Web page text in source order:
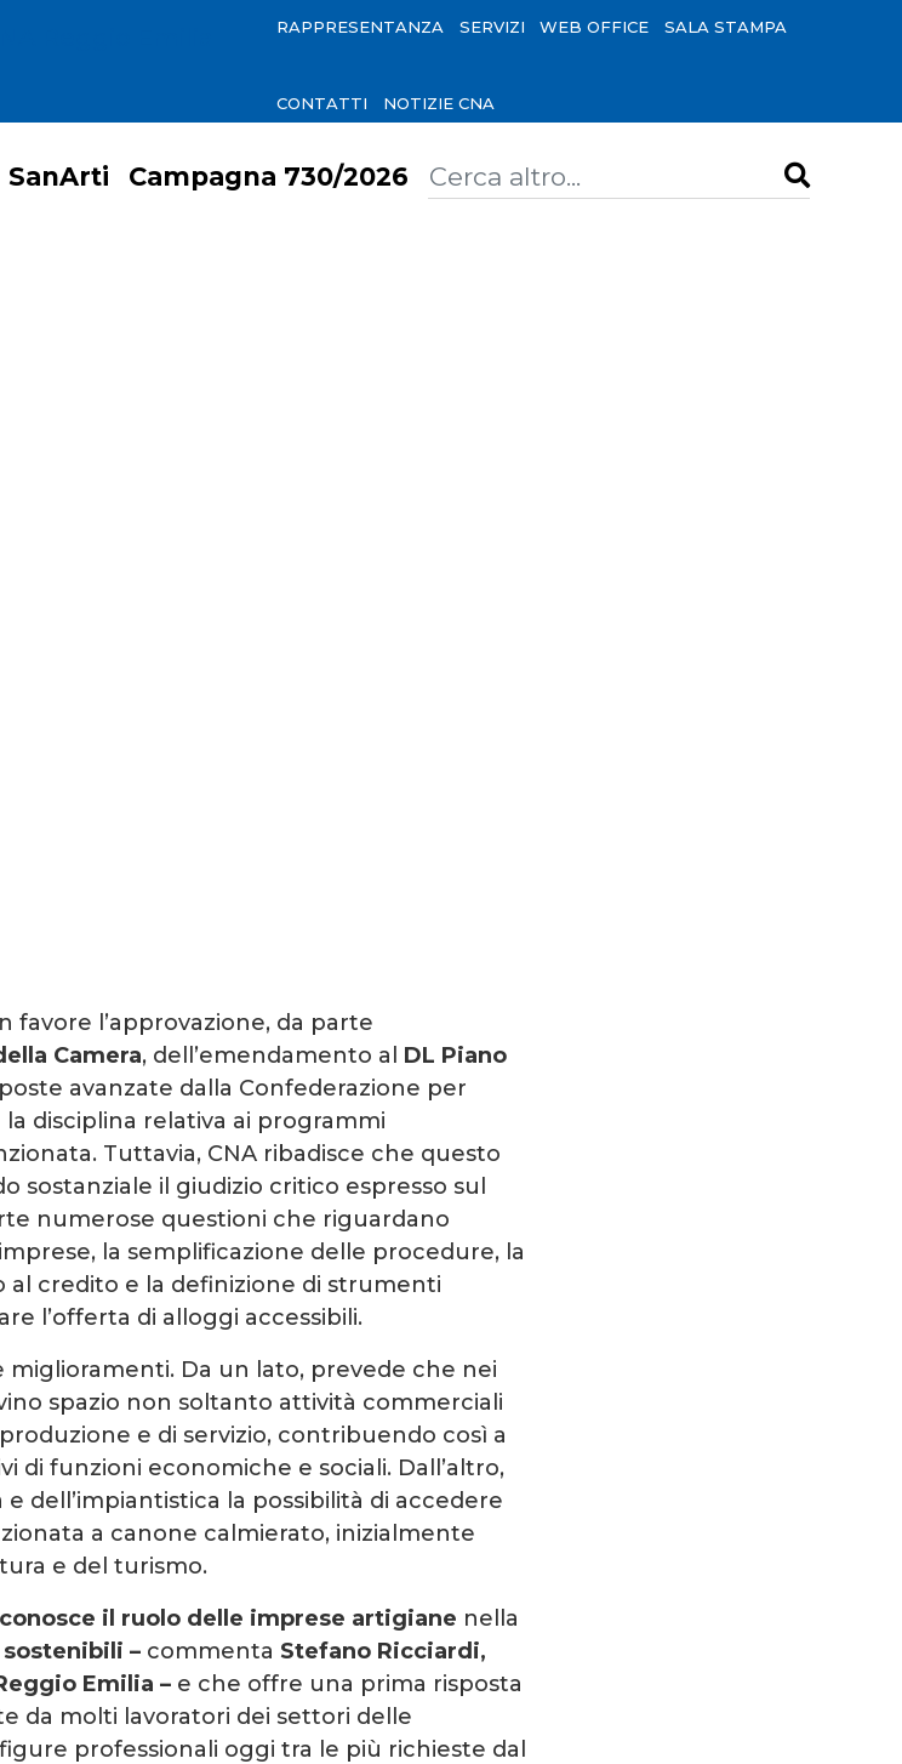
RAPPRESENTANZA SERVIZI WEB OFFICE SALA STAMPA
CONTATTI NOTIZIE CNA
SanArti Campagna 730/2026
favore l’approvazione, da parte
Camera, dell’emendamento al DL Piano
avanzate dalla Confederazione per
disciplina relativa ai programmi
Tuttavia, CNA ribadisce che questo
sostanziale il giudizio critico espresso sul
numerose questioni che riguardano
la semplificazione delle procedure, la
al credito e la definizione di strumenti
l’offerta di alloggi accessibili.
Da un lato, prevede che nei
spazio non soltanto attività commerciali
e di servizio, contribuendo così a
di funzioni economiche e sociali. Dall’altro,
dell’impiantistica la possibilità di accedere
a canone calmierato, inizialmente
e del turismo.
il ruolo delle imprese artigiane nella
– commenta Stefano Ricciardi,
Emilia – e che offre una prima risposta
da molti lavoratori dei settori delle
professionali oggi tra le più richieste dal